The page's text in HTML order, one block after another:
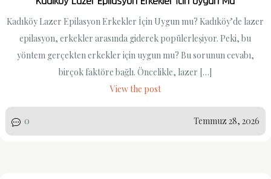
Kadıköy Lazer Epilasyon Erkekler İçin Uygun mu? Kadıköy’de lazer
epilasyon, erkekler arasında giderek popülerleşiyor. Peki, bu
yöntem gerçekten erkekler için uygun mu? Bu sorunun cevabı,
birçok faktöre bağlı. Öncelikle, lazer […]
View the post
0 Temmuz 28, 2026